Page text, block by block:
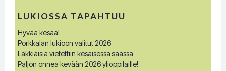
c
e
LUKIOSSA TAPAHTUU
Hyvää kesää!
Porkkalan lukioon valitut 2026
Lakkiaisia vietettiin kesäisessä säässä
Paljon onnea kevään 2026 ylioppilaille!